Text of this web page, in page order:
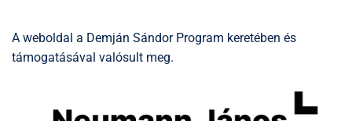
A weboldal a Demján Sándor Program keretében és
támogatásával valósult meg.